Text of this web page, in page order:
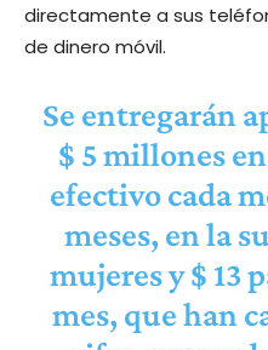
directamente a sus
de dinero móvil.
Se entregarán
$ 5 millones
efectivo cada
meses, en la
mujeres y $ 13
mes, que han